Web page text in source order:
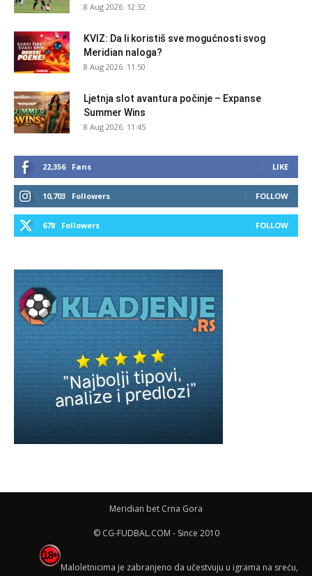
8 Aug 2026. 12:32
KVIZ: Da li koristiš sve mogućnosti svog
Meridian naloga?
8 Aug 2026. 11:50
Ljetnja slot avantura počinje – Expanse
Summer Wins
8 Aug 2026. 11:45
22,356 Fans LIKE
10,703 Followers FOLLOW
678 Followers FOLLOW
Meridian bet Crna Gora
© CG-FUDBAL.COM - Since 2010
Maloletnicima je zabranjeno da učestvuju u igrama na sreću,